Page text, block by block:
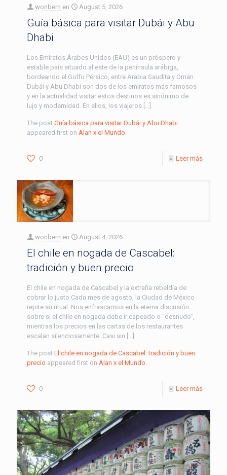
wonbern en August 5, 2026
Guía básica para visitar Dubái y Abu
Dhabi
Los Emiratos Árabes Unidos (EAU) es un próspero y
estable país situado al este de la península arábiga,
bordeando el Golfo Pérsico, entre Arabia Saudita y Omán.
Dubái y Abu Dhabi son dos de los emiratos más famosos
y en la actualidad visitar estos destinos es sinónimo de
lujo y modernidad. En ellos, los viajeros […]
The post Guía básica para visitar Dubái y Abu Dhabi
appeared first on Alan x el Mundo
0 Leer más
wonbern en August 4, 2026
El chile en nogada de Cascabel:
tradición y buen precio
El chile en nogada de Cascabel y la extraña rebeldía de
cobrar lo justo Cada mes de agosto, la Ciudad de México
repite su ritual. Nos enfrascamos en la eterna discusión
sobre si el chile en nogada debe ir capeado o “desnudo”,
mientras los precios en las cartas de los restaurantes
escalan silenciosamente. Casi sin […]
The post El chile en nogada de Cascabel: tradición y buen
precio appeared first on Alan x el Mundo
0 Leer más